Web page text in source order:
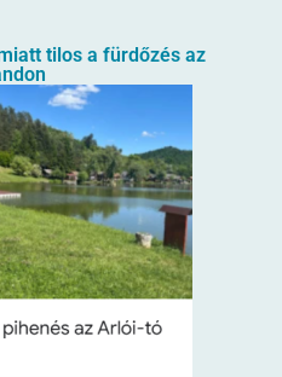
tilos a fürdőzés az